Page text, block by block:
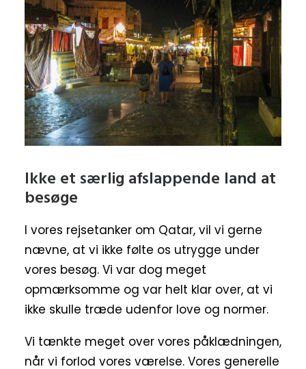
Ikke et særlig afslappende land at
besøge
I vores rejsetanker om Qatar, vil vi gerne
nævne, at vi ikke følte os utrygge under
vores besøg. Vi var dog meget
opmærksomme og var helt klar over, at vi
ikke skulle træde udenfor love og normer.
Vi tænkte meget over vores påklædningen,
når vi forlod vores værelse. Vores generelle